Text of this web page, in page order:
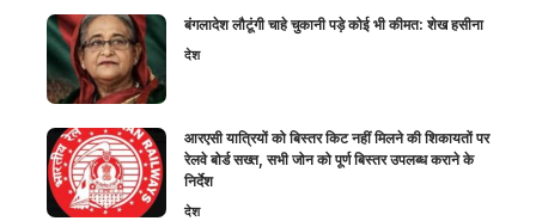
बंगलादेश लौटूंगी चाहे चुकानी पड़े कोई भी कीमत: शेख हसीना
देश
आरएसी यात्रियों को बिस्तर किट नहीं मिलने की शिकायतों पर
रेलवे बोर्ड सख्त, सभी जोन को पूर्ण बिस्तर उपलब्ध कराने के
निर्देश
देश